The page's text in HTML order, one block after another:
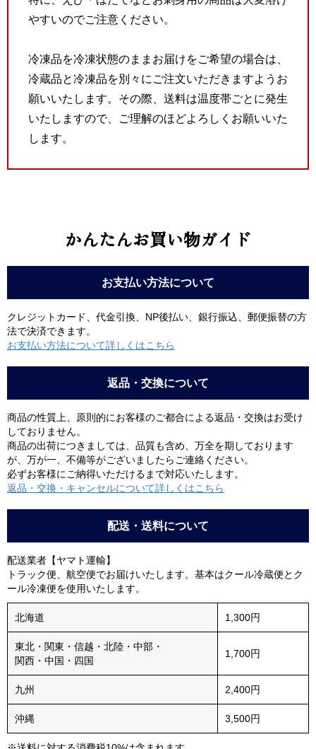
やすいのでご注意ください。
冷凍品を冷凍状態のままお届けをご希望の場合は、
冷蔵品と冷凍品を別々にご注文いただきますようお
願いいたします。その際、送料は温度帯ごとに発生
いたしますので、ご理解のほどよろしくお願いいた
します。
かんたんお買い物ガイド
お支払い方法について
クレジットカード、代金引換、NP後払い、銀行振込、郵便振替の方
法で決済できます。
お支払い方法について詳しくはこちら
返品・交換について
商品の性質上、原則的にお客様のご都合による返品・交換はお受け
しておりません。
商品の出荷につきましては、品質も含め、万全を期しております
が、万が一、不備等がございましたらご連絡ください。
必ずお客様にご納得いただけるまで対応いたします。
返品・交換・キャンセルについて詳しくはこちら
配送・送料について
配送業者【ヤマト運輸】
トラック便、航空便でお届けいたします。基本はクール冷蔵便とク
ール冷凍便を使用いたします。
北海道 1,300円
東北・関東・信越・北陸・中部・
関西・中国・四国
1,700円
九州 2,400円
沖縄 3,500円